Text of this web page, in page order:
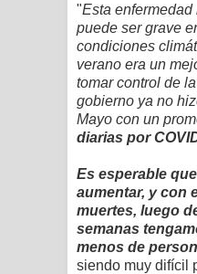
"Esta
puede ser grave
condiciones
verano era un
tomar control de
gobierno ya no
Mayo con un
diarias por
Es esperable que
aumentar, y con
muertes, luego
semanas
menos de
siendo muy difícil